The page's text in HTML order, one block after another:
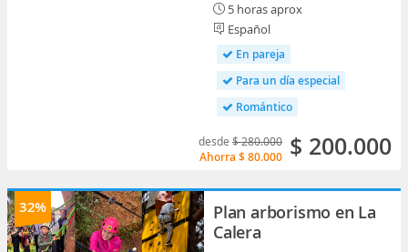
5 horas aprox
Español
En pareja
Para un día especial
Romántico
desde $ 280.000
Ahorra $ 80.000 $ 200.000
32%
Plan arborismo en La
Calera